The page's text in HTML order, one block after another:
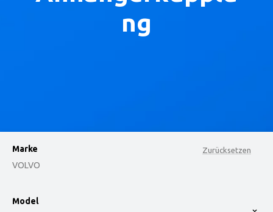
ng
Zurücksetzen
Marke
VOLVO
option , selected.
Model